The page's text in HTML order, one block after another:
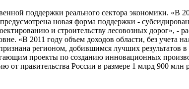
поддержки реального сектора экономики. «В
новая форма поддержки -
и строительству лесовозных дорог», -
«В 2011 году объем доходов области, без учета
регионом, добившимся лучших результатов
проекты по созданию инновационных
от правительства России в размере 1 млрд 900 млн